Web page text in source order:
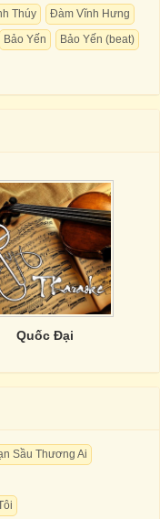
Thúy
Đàm Vĩnh Hưng
Bảo Yến
Bảo Yến (beat)
Quốc Đại
Sầu Thương Ai